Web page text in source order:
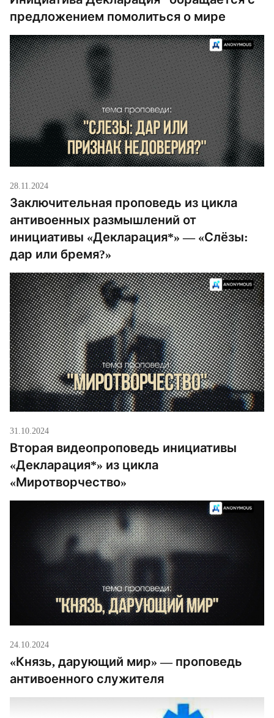
предложением помолиться о мире
28.11.2024
Заключительная проповедь из цикла
антивоенных размышлений от
инициативы «Декларация*» — «Слёзы:
дар или бремя?»
31.10.2024
Вторая видеопроповедь инициативы
«Декларация*» из цикла
«Миротворчество»
24.10.2024
«Князь, дарующий мир» — проповедь
антивоенного служителя